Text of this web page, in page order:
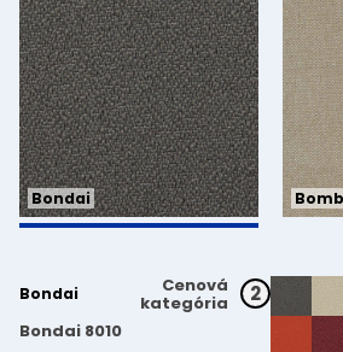
Bondai
Bondai Cenová
kategória 2
Bondai 8010